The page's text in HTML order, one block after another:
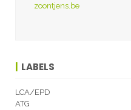
zoontjens.be
LABELS
LCA/EPD
ATG